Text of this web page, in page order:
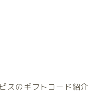
スのギフトコード紹介